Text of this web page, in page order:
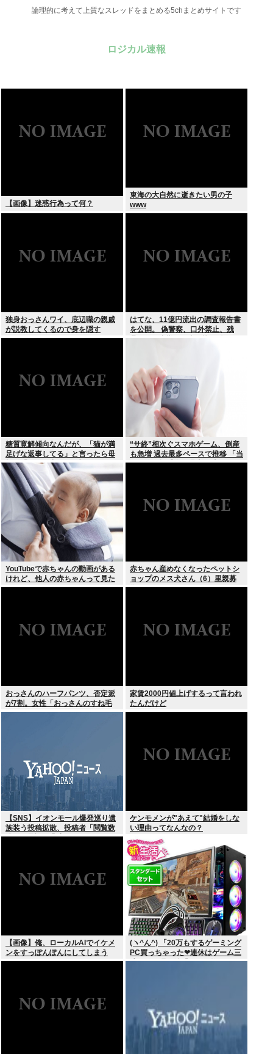
論理的に考えて上質なスレッドをまとめる5chまとめサイトです
ロジカル速報
【画像】迷惑行為って何？
東海の大自然に逝きたい男の子
www
独身おっさんワイ、底辺職の親戚
が説教してくるので身を隠す
はてな、11億円流出の調査報告書
を公開。 偽警察、口外禁止、残
業・休日出勤200時間越、孤
糖質寛解傾向なんだが、「猫が満
足げな返事してる」と言ったら母
親に「お気の毒w」と言われた
“サ終”相次ぐスマホゲーム、倒産
も急増 過去最多ペースで推移 「当
たれば一攫千金」過去の時代に
YouTubeで赤ちゃんの動画がある
けれど、他人の赤ちゃんって見た
いのか？
赤ちゃん産めなくなったペットシ
ョップのメス犬さん（6）里親募
集されてしまうwww
おっさんのハーフパンツ、否定派
が7割。女性「おっさんのすね毛
なんて見たくないじゃないですか
家賃2000円値上げするって言われ
たんだけど
【SNS】イオンモール爆発巡り遺
族装う投稿拡散、投稿者「閲覧数
稼ぎや承認欲求止まらなくなっ
ケンモメンが"あえて"結婚をしな
い理由ってなんなの？
【画像】俺、ローカルAIでイケメ
ンをすっぽんぽんにしてしまう
www
(ヽ^ん^) 「20万もするゲーミング
PC買っちゃった❤連休はゲーム三
昧だ」一週間後「お届け物でー